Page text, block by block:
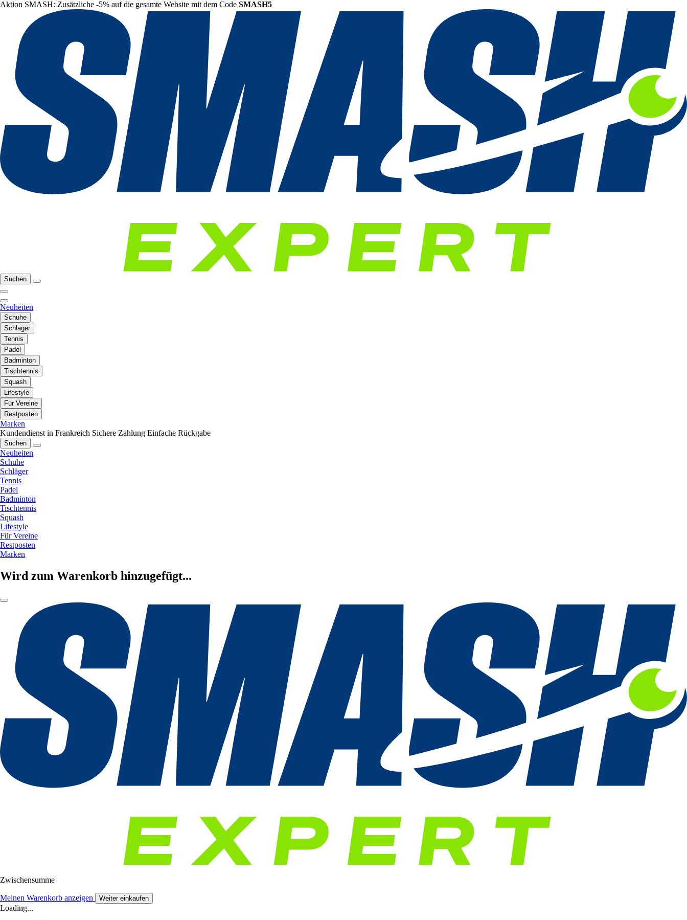
Aktion SMASH: Zusätzliche -5% auf die gesamte Website mit dem Code SMASH5
Suchen
Neuheiten
Schuhe
Schläger
Tennis
Padel
Badminton
Tischtennis
Squash
Lifestyle
Für Vereine
Restposten
Marken
Kundendienst in Frankreich Sichere Zahlung Einfache Rückgabe
Suchen
Neuheiten
Schuhe
Schläger
Tennis
Padel
Badminton
Tischtennis
Squash
Lifestyle
Für Vereine
Restposten
Marken
Wird zum Warenkorb hinzugefügt...
Zwischensumme
Meinen Warenkorb anzeigen Weiter einkaufen
Loading...